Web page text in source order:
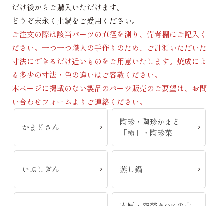
だけ後からご購入いただけます。
どうぞ末永く土鍋をご愛用ください。
ご注文の際は該当パーツの直径を測り、備考欄にご記入く
ださい。一つ一つ職人の手作りのため、ご計測いただいた
寸法にできるだけ近いものをご用意いたします。焼成によ
る多少の寸法・色の違いはご容赦ください。
本ページに掲載のない製品のパーツ販売のご要望は、お問
い合わせフォームよりご連絡ください。
かまどさん
陶珍・陶珍かまど
「極」・陶珍菜
いぶしぎん 蒸し鍋